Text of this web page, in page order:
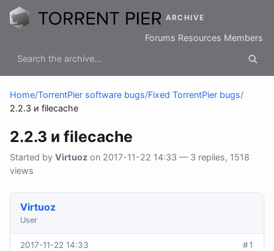
ARCHIVE
Forums Resources Members
Home/TorrentPier software bugs/Fixed TorrentPier bugs/
2.2.3 и filecache
2.2.3 и filecache
Started by Virtuoz on 2017-11-22 14:33 — 3 replies, 1518
views
Virtuoz
User
2017-11-22 14:33 #1